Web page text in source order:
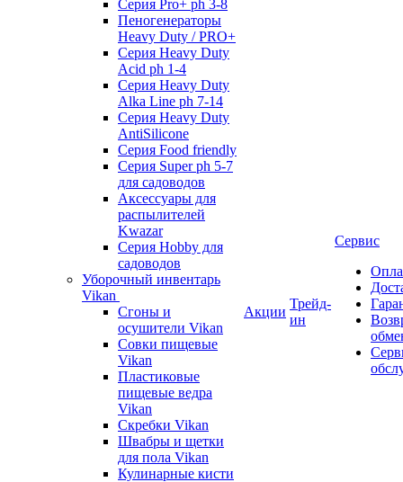
Серия Pro+ ph 3-8
Пеногенераторы
Heavy Duty / PRO+
Серия Heavy Duty
Acid ph 1-4
Серия Heavy Duty
Alka Line ph 7-14
Серия Heavy Duty
AntiSilicone
Серия Food friendly
Серия Super ph 5-7
для садоводов
Аксессуары для
распылителей
Kwazar
Серия Hobby для
садоводов
Уборочный инвентарь
Vikan
Сгоны и
осушители Vikan
Совки пищевые
Vikan
Пластиковые
пищевые ведра
Vikan
Скребки Vikan
Швабры и щетки
для пола Vikan
Кулинарные кисти
Акции
Трейд-
ин
Сервис